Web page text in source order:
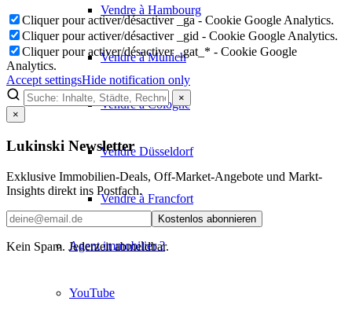
Vendre à Hambourg
Vendre à Munich
Vendre à Cologne
Vendre Düsseldorf
Vendre à Francfort
Agent immobilier ?
YouTube
Cliquer pour activer/désactiver _ga - Cookie Google Analytics.
Cliquer pour activer/désactiver _gid - Cookie Google Analytics.
Cliquer pour activer/désactiver _gat_* - Cookie Google
Analytics.
Accept settingsHide notification only
×
×
Lukinski Newsletter
Exklusive Immobilien-Deals, Off-Market-Angebote und Markt-
Insights direkt ins Postfach.
Kostenlos abonnieren
Kein Spam. Jederzeit abmeldbar.